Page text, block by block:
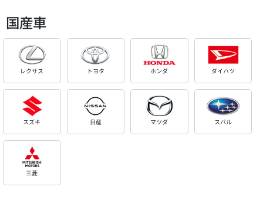
国産車
レクサス トヨタ ホンダ ダイハツ
スズキ 日産 マツダ スバル
三菱